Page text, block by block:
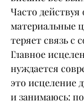
Часто действуя
материальные
теряет связь с
Главное
нуждается
это исцеление
и занимаюсь: